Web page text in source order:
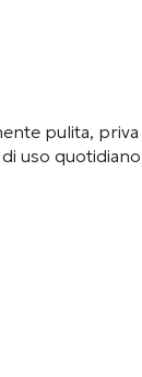
pulita,
uso quotidiano